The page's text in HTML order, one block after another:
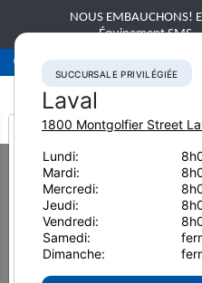
NOUS EMBAUCHONS!
Équipement SMS.
Succursale privilégiéeLaval
Home Équipement neuf
Transporteurs
Komatsu 895-2
It looks
from
SUCCURSALE PRIVILÉGIÉE
Laval
1800 Montgolfier Street
Lundi:
Mardi:
Mercredi:
Jeudi:
Vendredi:
Samedi:
Dimanche: